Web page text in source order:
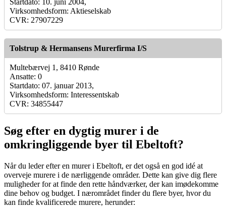
Startdato: 10. juni 2004,
Virksomhedsform: Aktieselskab
CVR: 27907229
Tolstrup & Hermansens Murerfirma I/S
Multebærvej 1, 8410 Rønde
Ansatte: 0
Startdato: 07. januar 2013,
Virksomhedsform: Interessentskab
CVR: 34855447
Søg efter en dygtig murer i de
omkringliggende byer til Ebeltoft?
Når du leder efter en murer i Ebeltoft, er det også en god idé at
overveje murere i de nærliggende områder. Dette kan give dig flere
muligheder for at finde den rette håndværker, der kan imødekomme
dine behov og budget. I nærområdet finder du flere byer, hvor du
kan finde kvalificerede murere, herunder: